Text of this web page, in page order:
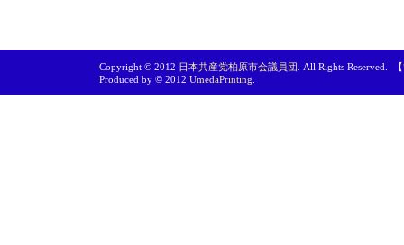
Copyright © 2012 日本共産党柏原市会議員団 . All Rights Reserved.
Produced by © 2012 UmedaPrinting